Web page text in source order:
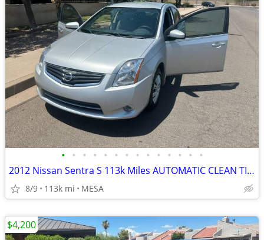
• • • • • • • • • • • • • •
2012 Nissan Sentra S 113k Miles AUTOMATIC CLEAN TITLE RUNS GREAT
8/9 113k mi MESA
$4,200